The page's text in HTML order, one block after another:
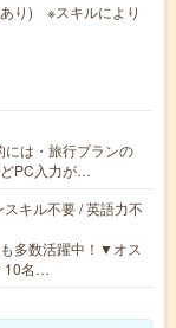
り) ※スキルにより
は・旅行プランの
PC入力が…
キル不要 / 英語力不
多数活躍中！▼オス
10名…